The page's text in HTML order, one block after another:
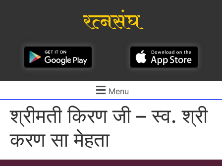
रत्नसंघ
Menu
श्रीमती किरण जी – स्व. श्री
करण सा मेहता